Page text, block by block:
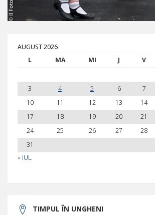
AUGUST 2026
L
MA MI J V
« IUL.
3
4 5 6 7
10
11 12 13 14
17
18 19 20 21
24
25 26 27 28
31
TIMPUL ÎN UNGHENI